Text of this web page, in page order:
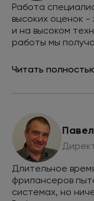
Программист
мешающие
влияющие на
системами.
Работа
высоких оценок -
и на высоком
работы мы
сайт в топ
Читать
Длительное
фрилансеров
системах, но